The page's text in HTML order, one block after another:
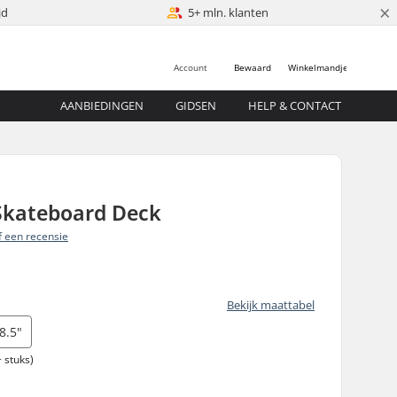
5+ mln. klanten ×
Winkelmandje
Bewaard
Account
AANBIEDINGEN GIDSEN HELP & CONTACT
Deck
een recensie
Bekijk maattabel
8.5"
stuks)